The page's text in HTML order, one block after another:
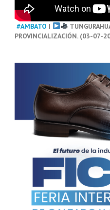
#AMBATO |
PROVINCIALIZACIÓN. (03-07-